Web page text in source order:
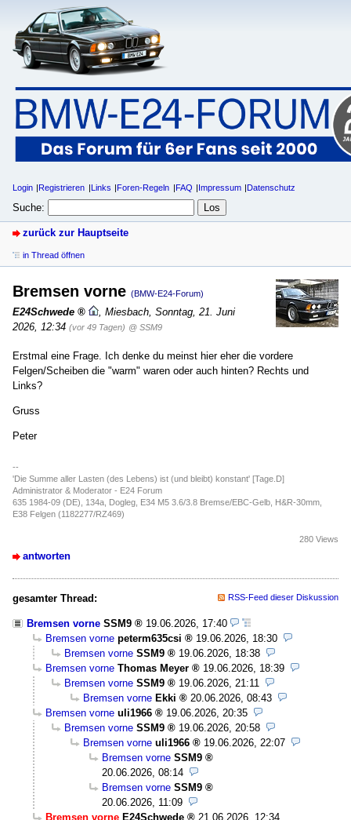
Login Registrieren Links Foren-Regeln FAQ Impressum Datenschutz
Suche:
zurück zur Hauptseite
in Thread öffnen
Bremsen vorne (BMW-E24-Forum)
E24Schwede Miesbach Sonntag, 21. Juni
2026, 12:34 (vor 49 Tagen) @ SSM9
Erstmal eine Frage. Ich denke du meinst hier eher die vordere
Felgen/Scheiben die "warm" waren oder auch hinten? Rechts und
Links?
Gruss
Peter
--
'Die Summe aller Lasten (des Lebens) ist (und bleibt) konstant' [Tage.D]
Administrator & Moderator - E24 Forum
635 1984-09 (DE), 134a, Dogleg, E34 M5 3.6/3.8 Bremse/EBC-Gelb, H&R-30mm,
E38 Felgen (1182277/RZ469)
antworten
280 Views
gesamter Thread: RSS-Feed dieser Diskussion
Bremsen vorne SSM9
19.06.2026, 17:40
Bremsen vorne peterm635csi
19.06.2026, 18:30
Bremsen vorne SSM9
19.06.2026, 18:38
Bremsen vorne Thomas Meyer
19.06.2026, 18:39
Bremsen vorne SSM9
19.06.2026, 21:11
Bremsen vorne Ekki
20.06.2026, 08:43
Bremsen vorne uli1966
19.06.2026, 20:35
Bremsen vorne SSM9
19.06.2026, 20:58
Bremsen vorne uli1966
19.06.2026, 22:07
Bremsen vorne SSM9
20.06.2026, 08:14
Bremsen vorne SSM9
20.06.2026, 11:09
Bremsen vorne E24Schwede
21.06.2026, 12:34